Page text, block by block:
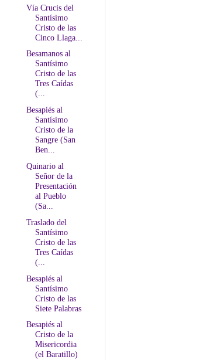
Vía Crucis del
Santísimo
Cristo de las
Cinco Llaga...
Besamanos al
Santísimo
Cristo de las
Tres Caídas
(...
Besapiés al
Santísimo
Cristo de la
Sangre (San
Ben...
Quinario al
Señor de la
Presentación
al Pueblo
(Sa...
Traslado del
Santísimo
Cristo de las
Tres Caídas
(...
Besapiés al
Santísimo
Cristo de las
Siete Palabras
Besapiés al
Cristo de la
Misericordia
(el Baratillo)